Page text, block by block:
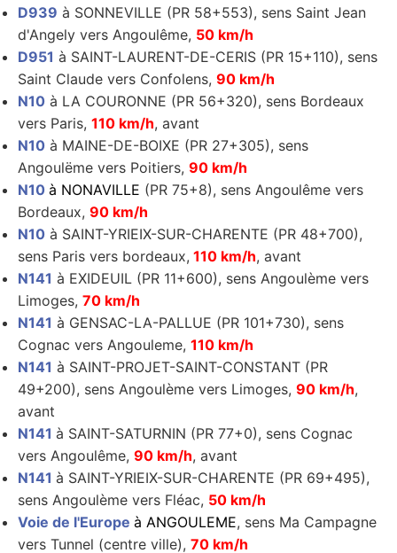
D939 à SONNEVILLE (PR 58+553), sens Saint Jean
d'Angely vers Angoulême, 50 km/h
D951 à SAINT-LAURENT-DE-CERIS (PR 15+110), sens
Saint Claude vers Confolens, 90 km/h
N10 à LA COURONNE (PR 56+320), sens Bordeaux
vers Paris, 110 km/h, avant
N10 à MAINE-DE-BOIXE (PR 27+305), sens
Angoulëme vers Poitiers, 90 km/h
N10 à NONAVILLE (PR 75+8), sens Angoulême vers
Bordeaux, 90 km/h
N10 à SAINT-YRIEIX-SUR-CHARENTE (PR 48+700),
sens Paris vers bordeaux, 110 km/h, avant
N141 à EXIDEUIL (PR 11+600), sens Angoulème vers
Limoges, 70 km/h
N141 à GENSAC-LA-PALLUE (PR 101+730), sens
Cognac vers Angouleme, 110 km/h
N141 à SAINT-PROJET-SAINT-CONSTANT (PR
49+200), sens Angoulème vers Limoges, 90 km/h,
avant
N141 à SAINT-SATURNIN (PR 77+0), sens Cognac
vers Angoulême, 90 km/h, avant
N141 à SAINT-YRIEIX-SUR-CHARENTE (PR 69+495),
sens Angoulème vers Fléac, 50 km/h
Voie de l'Europe à ANGOULEME, sens Ma Campagne
vers Tunnel (centre ville), 70 km/h